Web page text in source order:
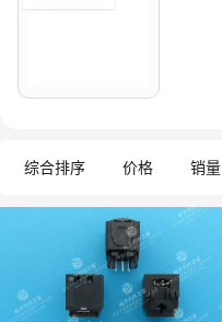
综合排序 价格 销量